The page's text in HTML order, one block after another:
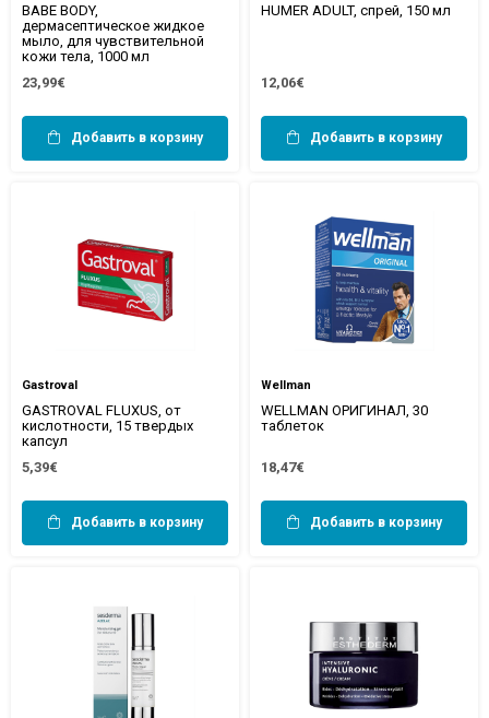
BABE BODY,
дермасептическое жидкое
мыло, для чувствительной
кожи тела, 1000 мл
23,99€
Добавить в корзину
HUMER ADULT, спрей, 150 мл
12,06€
Добавить в корзину
Gastroval
GASTROVAL FLUXUS, от
кислотности, 15 твердых
капсул
5,39€
Добавить в корзину
Wellman
WELLMAN ОРИГИНАЛ, 30
таблеток
18,47€
Добавить в корзину